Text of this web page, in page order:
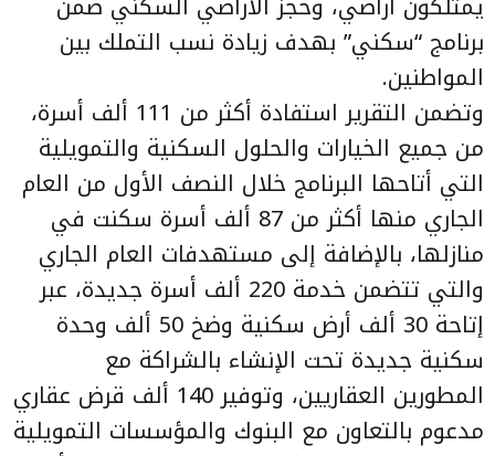
برنامج “سكني” بهدف زيادة نسب التملك بين
المواطنين.
وتضمن التقرير استفادة أكثر من 111 ألف أسرة،
من جميع الخيارات والحلول السكنية والتمويلية
التي أتاحها البرنامج خلال النصف الأول من العام
الجاري منها أكثر من 87 ألف أسرة سكنت في
منازلها، بالإضافة إلى مستهدفات العام الجاري
والتي تتضمن خدمة 220 ألف أسرة جديدة، عبر
إتاحة 30 ألف أرض سكنية وضخ 50 ألف وحدة
سكنية جديدة تحت الإنشاء بالشراكة مع
المطورين العقاريين، وتوفير 140 ألف قرض عقاري
مدعوم بالتعاون مع البنوك والمؤسسات التمويلية